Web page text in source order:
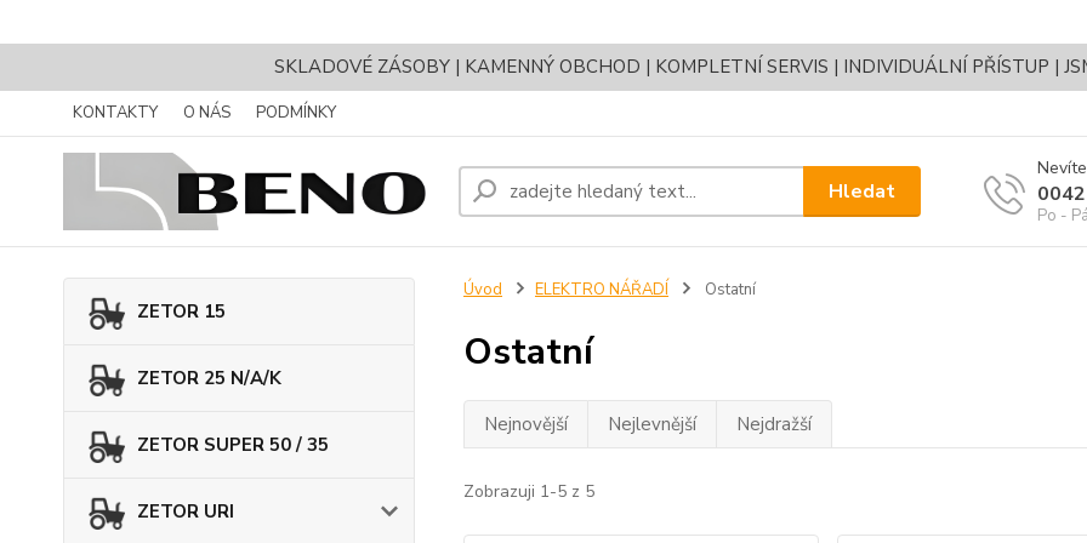
SKLADOVÉ ZÁSOBY | KAMENNÝ OBCHOD | KOMPLETNÍ SERVIS | INDIVIDUÁLNÍ PŘÍSTUP |
KONTAKTY O NÁS PODMÍNKY
Hledat
Po -
ZETOR 15
ZETOR 25 N/A/K
ZETOR SUPER 50 / 35
ZETOR URI
Úvod ELEKTRO NÁŘADÍ Ostatní
Ostatní
Nejnovější Nejlevnější Nejdražší
Zobrazuji 1-5 z 5